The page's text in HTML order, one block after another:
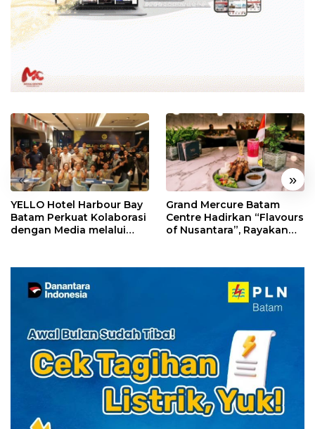
« »
YELLO Hotel Harbour Bay
Batam Perkuat Kolaborasi
dengan Media melalui
Grand Mercure Batam
Centre Hadirkan “Flavours
of Nusantara”, Rayakan